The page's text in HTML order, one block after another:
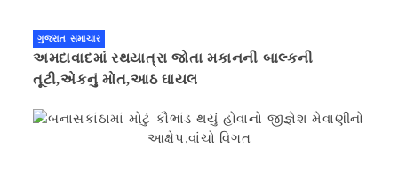
ગુજરાત સમાચાર
અમદાવાદમાં રથયાત્રા જોતા મકાનની બાલ્કની
તૂટી,એકનું મોત,આઠ ઘાયલ